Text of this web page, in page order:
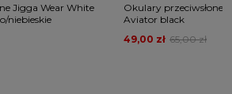
Jigga Wear White
niebieskie
Okulary
Aviator black
65,00 zł
49,00 zł